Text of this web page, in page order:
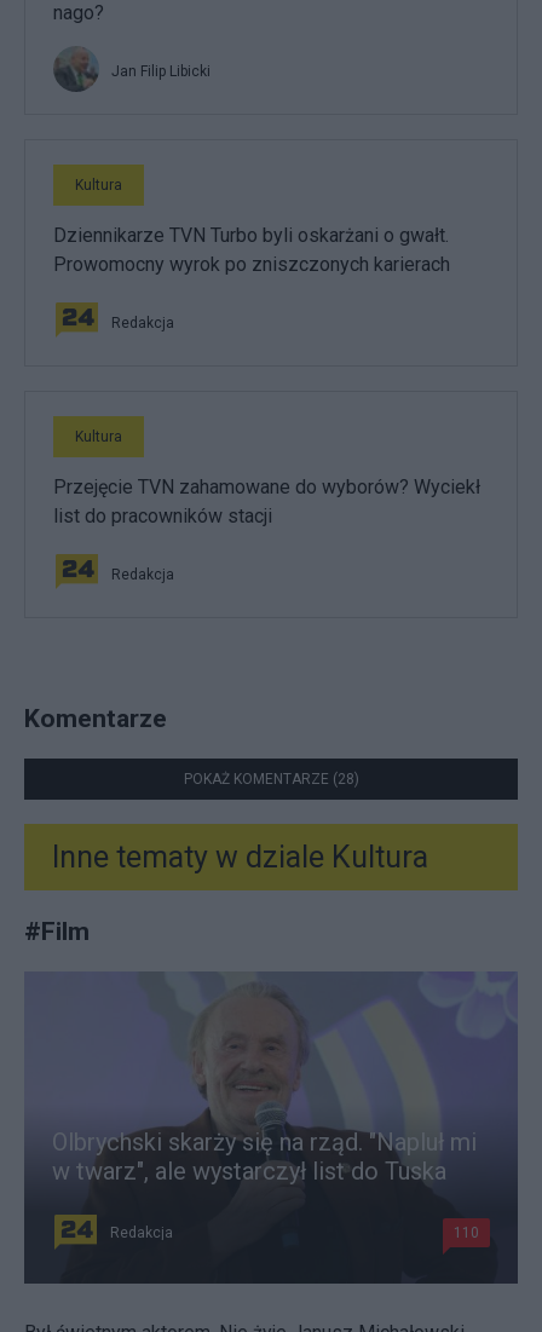
nago?
Jan Filip Libicki
Kultura
Dziennikarze TVN Turbo byli oskarżani o gwałt.
Prowomocny wyrok po zniszczonych karierach
Redakcja
Kultura
Przejęcie TVN zahamowane do wyborów? Wyciekł
list do pracowników stacji
Redakcja
Komentarze
POKAŻ KOMENTARZE (28)
Inne tematy w dziale Kultura
#Film
Olbrychski skarży się na rząd. "Napluł mi
w twarz", ale wystarczył list do Tuska
Redakcja 110